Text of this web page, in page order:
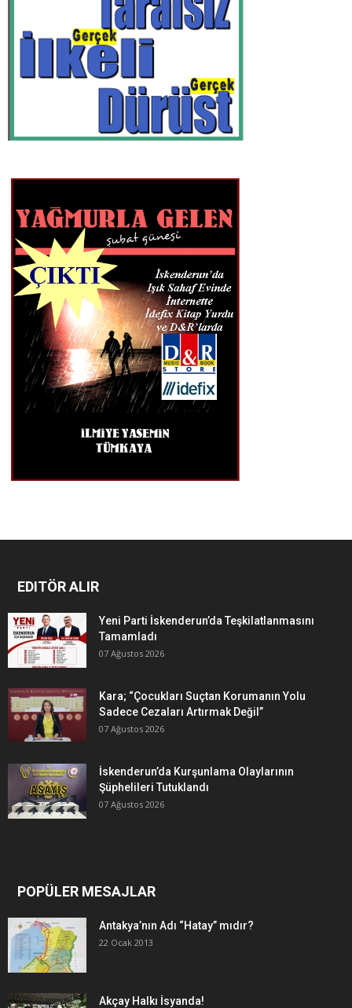
EDITÖR ALIR
Yeni Parti İskenderun’da Teşkilatlanmasını
Tamamladı
07 Ağustos 2026
Kara; “Çocukları Suçtan Korumanın Yolu
Sadece Cezaları Artırmak Değil”
07 Ağustos 2026
İskenderun’da Kurşunlama Olaylarının
Şüphelileri Tutuklandı
07 Ağustos 2026
POPÜLER MESAJLAR
Antakya’nın Adı “Hatay” mıdır?
22 Ocak 2013
Akçay Halkı İsyanda!